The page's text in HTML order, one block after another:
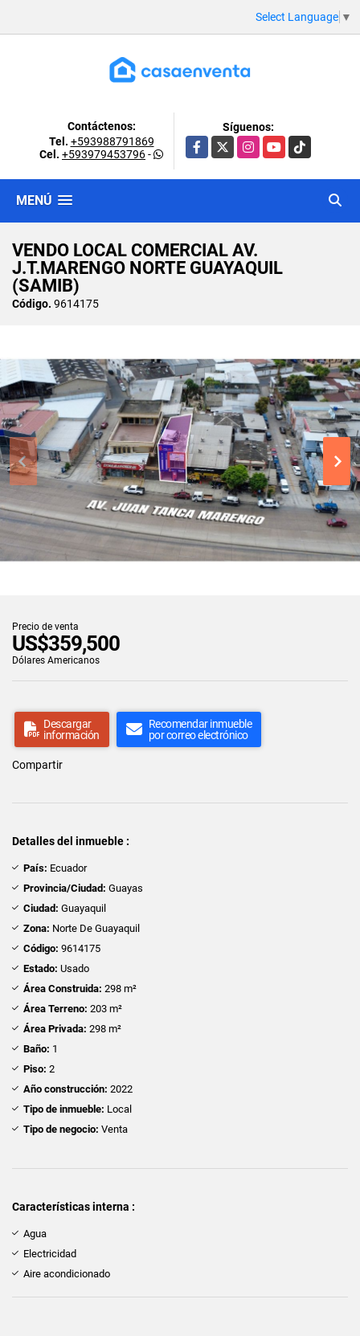
Select Language ▼
Contáctenos:
Tel. +593988791869
Cel. +593979453796-
Síguenos:
Facebook
X InstagramYouTubeTikTok
MENÚ
VENDO LOCAL COMERCIAL AV.
J.T.MARENGO NORTE GUAYAQUIL
(SAMIB)
Código. 9614175
Precio de venta
US$359,500
Dólares Americanos
Descargar
información
Recomendar inmueble
por correo electrónico
Compartir
Detalles del inmueble :
País: Ecuador
Provincia/Ciudad: Guayas
Ciudad: Guayaquil
Zona: Norte De Guayaquil
Código: 9614175
Estado: Usado
Área Construida: 298 m²
Área Terreno: 203 m²
Área Privada: 298 m²
Baño: 1
Piso: 2
Año construcción: 2022
Tipo de inmueble: Local
Tipo de negocio: Venta
Características interna :
Agua
Electricidad
Aire acondicionado